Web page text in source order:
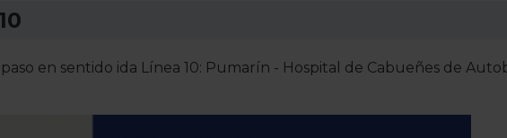
en sentido ida Línea 10: Pumarín - Hospital de Cabueñes de